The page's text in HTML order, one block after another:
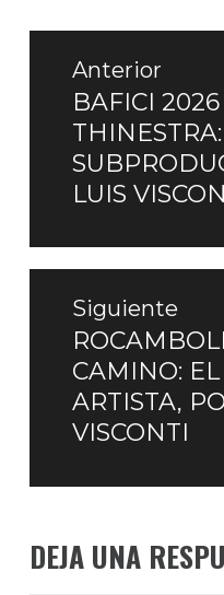
Navegación
entradas
Anterior
Entrada
anterior:
BAFICI
LUIS
Siguiente
Entrada
siguiente:
CAMINO:
ARTISTA,
VISCONTI
DEJA UNA